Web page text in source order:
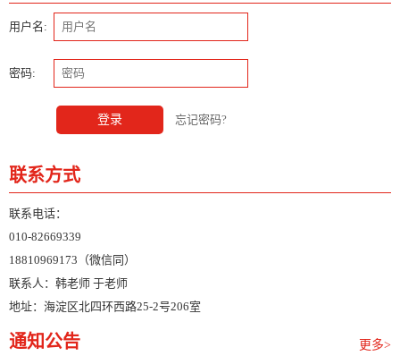
用户名:
密码:
登录 忘记密码?
联系方式
联系电话：
010-82669339
18810969173（微信同）
联系人：韩老师 于老师
地址：海淀区北四环西路25-2号206室
通知公告 更多>